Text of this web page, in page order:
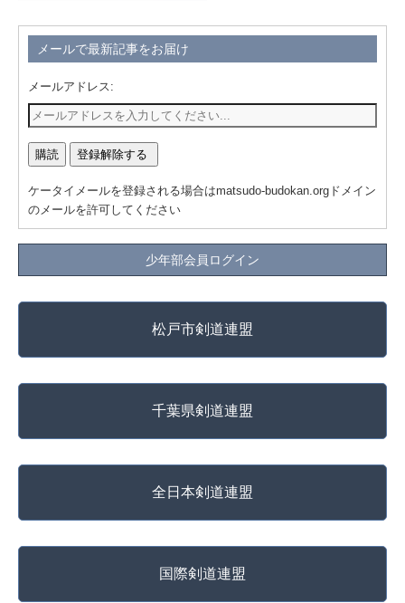
メールで最新記事をお届け
メールアドレス:
ケータイメールを登録される場合はmatsudo-budokan.orgドメイン
のメールを許可してください
少年部会員ログイン
松戸市剣道連盟
千葉県剣道連盟
全日本剣道連盟
国際剣道連盟